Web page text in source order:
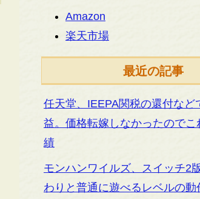
Amazon
楽天市場
最近の記事
任天堂、IEEPA関税の還付など
益。価格転嫁しなかったのでこ
績
モンハンワイルズ、スイッチ2
わりと普通に遊べるレベルの動